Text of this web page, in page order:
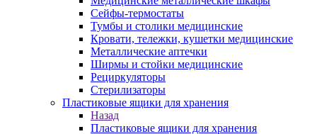
Сейфы-термостаты
Тумбы и столики медицинские
Кровати, тележки, кушетки медицинские
Металлические аптечки
Ширмы и стойки медицинские
Рециркуляторы
Стерилизаторы
Пластиковые ящики для хранения
Назад
Пластиковые ящики для хранения